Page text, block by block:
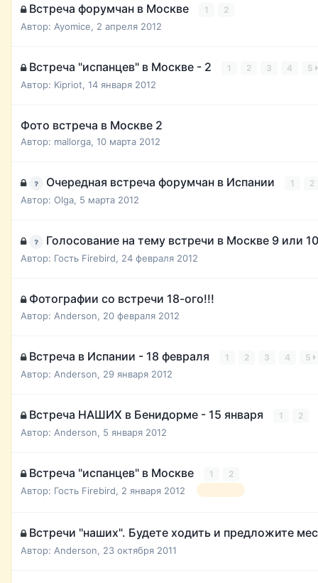
Встреча форумчан в Москве 1 2
Автор: Ayomice, 2 апреля 2012
Встреча "испанцев" в Москве - 2 1 2 3 4 5
Автор: Kipriot, 14 января 2012
Фото встреча в Москве 2
Автор: mallorga, 10 марта 2012
Очередная встреча форумчан в Испании 1 2
Автор: Olga, 5 марта 2012
Голосование на тему встречи в Москве 9 или
Автор: Гость Firebird, 24 февраля 2012
Фотографии со встречи 18-ого!!!
Автор: Anderson, 20 февраля 2012
Встреча в Испании - 18 февраля 1 2 3 4 5
Автор: Anderson, 29 января 2012
Встреча НАШИХ в Бенидорме - 15 января 1 2
Автор: Anderson, 5 января 2012
Встреча "испанцев" в Москве 1 2
Автор: Гость Firebird, 2 января 2012
Встречи "наших". Будете ходить и предложите
Автор: Anderson, 23 октября 2011